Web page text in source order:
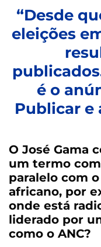
“Desde
eleições
é o
Publicar e
O José Gama
um termo
paralelo com
africano, por
onde está
liderado por
como o ANC?